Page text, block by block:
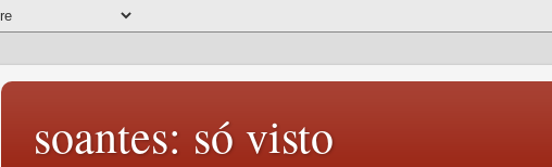
soantes: só visto